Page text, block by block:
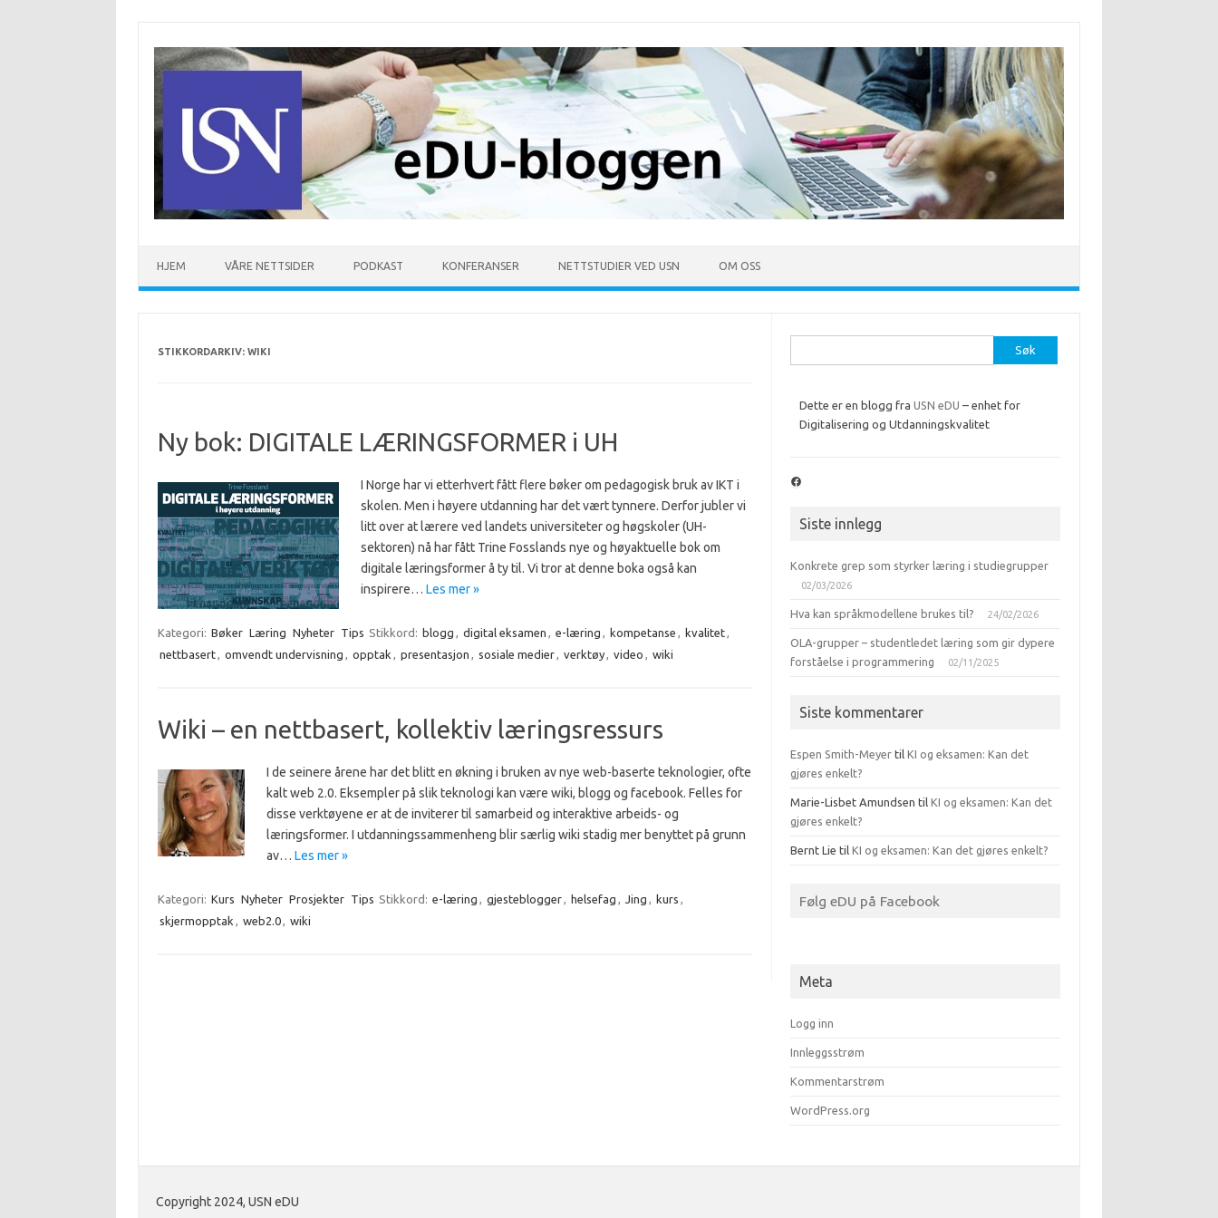
HJEM VÅRE NETTSIDER PODKAST KONFERANSER NETTSTUDIER VED USN OM OSS
STIKKORDARKIV: WIKI
Ny bok: DIGITALE LÆRINGSFORMER i UH
I Norge har vi etterhvert fått flere bøker om pedagogisk bruk av IKT i
skolen. Men i høyere utdanning har det vært tynnere. Derfor jubler vi
litt over at lærere ved landets universiteter og høgskoler (UH-
sektoren) nå har fått Trine Fosslands nye og høyaktuelle bok om
digitale læringsformer å ty til. Vi tror at denne boka også kan
inspirere… Les mer »
Kategori: Bøker Læring Nyheter Tips Stikkord: blogg , digital eksamen , e-læring , kompetanse , kvalitet,
nettbasert, omvendt undervisning , opptak , presentasjon , sosiale medier, verktøy, video , wiki
Wiki – en nettbasert, kollektiv læringsressurs
I de seinere årene har det blitt en økning i bruken av nye web-baserte teknologier, ofte
kalt web 2.0. Eksempler på slik teknologi kan være wiki, blogg og facebook. Felles for
disse verktøyene er at de inviterer til samarbeid og interaktive arbeids- og
læringsformer. I utdanningssammenheng blir særlig wiki stadig mer benyttet på grunn
av… Les mer »
Kategori: Kurs Nyheter Prosjekter Tips Stikkord: e-læring , gjesteblogger, helsefag , Jing , kurs ,
skjermopptak , web2.0, wiki
etter:
Dette er en blogg fraUSN eDU – enhet for
Digitalisering og Utdanningskvalitet
Facebook
Siste innlegg
Konkrete grep som styrker læring i studiegrupper
02/03/2026
Hva kan språkmodellene brukes til? 24/02/2026
OLA-grupper – studentledet læring som gir dypere
forståelse i programmering
02/11/2025
Siste kommentarer
Espen Smith-Meyer tilKI og eksamen: Kan det
gjøres enkelt?
Marie-Lisbet Amundsen tilKI og eksamen: Kan det
gjøres enkelt?
Bernt Lie tilKI og eksamen: Kan det gjøres enkelt?
Følg eDU på Facebook
Meta
Logg inn
Innleggsstrøm
Kommentarstrøm
WordPress.org
Copyright 2024, USN eDU